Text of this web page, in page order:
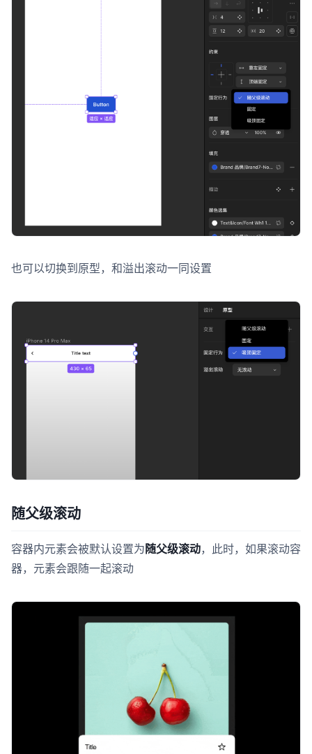
也可以切换到原型，和溢出滚动一同设置
随父级滚动
容器内元素会被默认设置为随父级滚动，此时，如果滚动容
器，元素会跟随一起滚动